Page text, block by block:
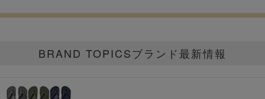
BRAND TOPICSブランド最新情報